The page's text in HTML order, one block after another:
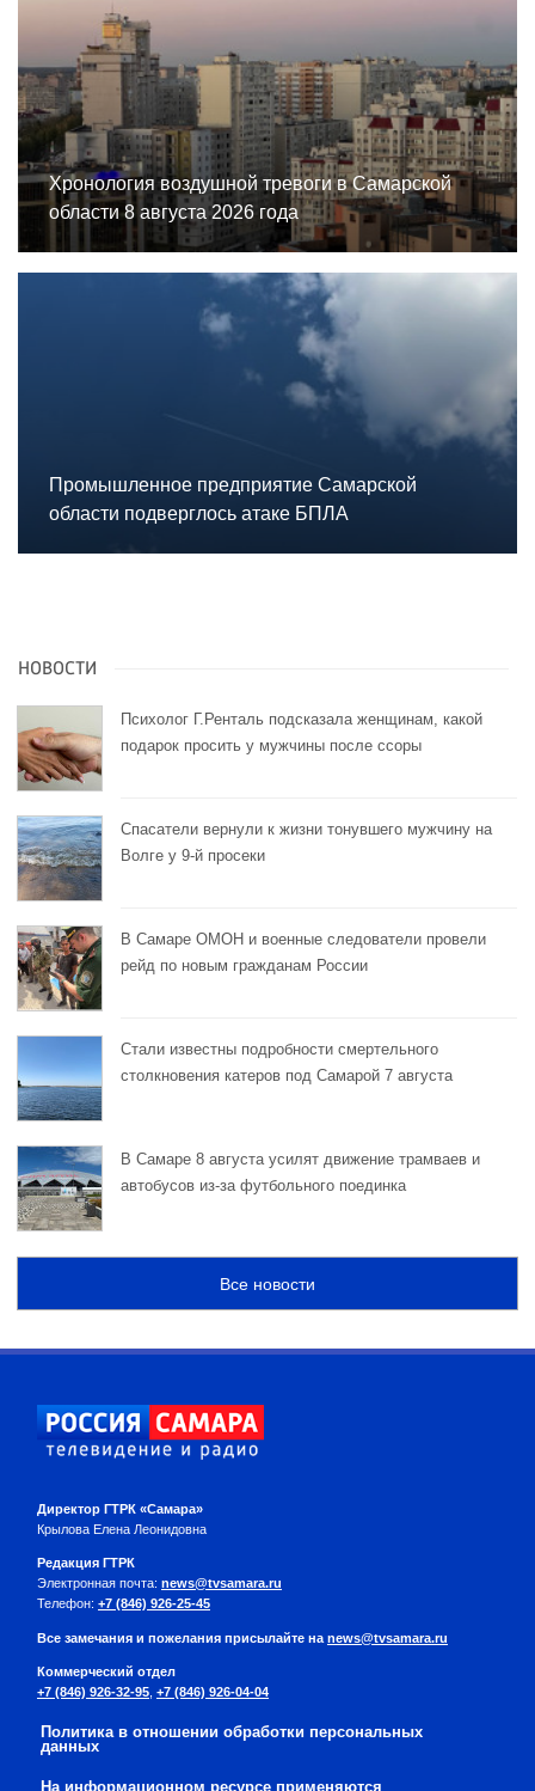
Хронология воздушной тревоги в Самарской
области 8 августа 2026 года
Промышленное предприятие Самарской
области подверглось атаке БПЛА
НОВОСТИ
Психолог Г.Ренталь подсказала женщинам, какой
подарок просить у мужчины после ссоры
Спасатели вернули к жизни тонувшего мужчину на
Волге у 9-й просеки
В Самаре ОМОН и военные следователи провели
рейд по новым гражданам России
Стали известны подробности смертельного
столкновения катеров под Самарой 7 августа
В Самаре 8 августа усилят движение трамваев и
автобусов из-за футбольного поединка
Все новости
Директор ГТРК «Самара»
Крылова Елена Леонидовна
Редакция ГТРК
Электронная почта: news@tvsamara.ru
Телефон: +7 (846) 926-25-45
Все замечания и пожелания присылайте на news@tvsamara.ru
Коммерческий отдел
+7 (846) 926-32-95 +7 (846) 926-04-04
Политика в отношении обработки персональных
данных
На информационном ресурсе применяются